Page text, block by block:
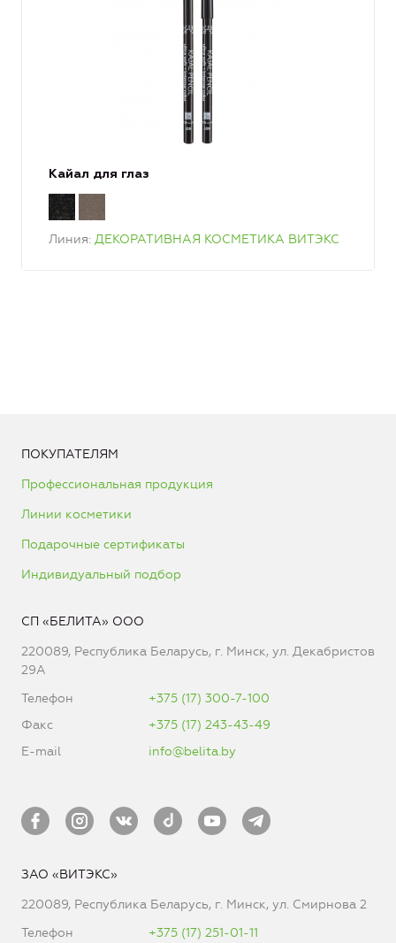
Кайал для глаз
Линия ДЕКОРАТИВНАЯ КОСМЕТИКА ВИТЭКС
ПОКУПАТЕЛЯМ
Профессиональная продукция
Линии косметики
Подарочные сертификаты
Индивидуальный подбор
СП «БЕЛИТА» ООО
220089, Республика Беларусь, г. Минск, ул. Декабристов
29А
Телефон
+375 (17) 300-7-100
Факс
+375 (17) 243-43-49
E-mail
info@belita.by
ЗАО «ВИТЭКС»
220089, Республика Беларусь, г. Минск, ул. Смирнова 2
Телефон
+375 (17) 251-01-11